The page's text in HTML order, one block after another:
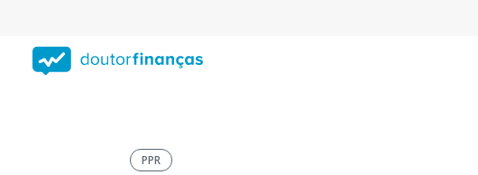
conteúdo
principal
PPR